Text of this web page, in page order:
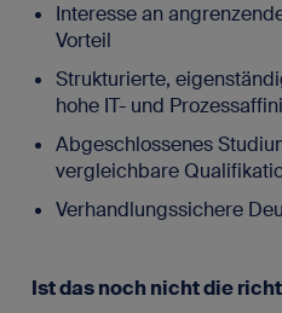
Interesse an
Vorteil
Strukturierte,
hohe IT- und
Abgeschlossenes
vergleichbare
Verhandlungssichere
Ist das noch nicht die